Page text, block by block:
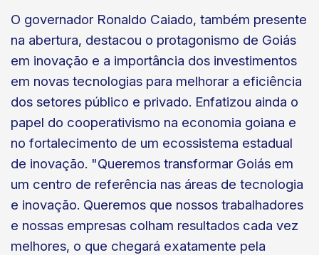
O governador Ronaldo Caiado, também presente
na abertura, destacou o protagonismo de Goiás
em inovação e a importância dos investimentos
em novas tecnologias para melhorar a eficiência
dos setores público e privado. Enfatizou ainda o
papel do cooperativismo na economia goiana e
no fortalecimento de um ecossistema estadual
de inovação. "Queremos transformar Goiás em
um centro de referência nas áreas de tecnologia
e inovação. Queremos que nossos trabalhadores
e nossas empresas colham resultados cada vez
melhores, o que chegará exatamente pela